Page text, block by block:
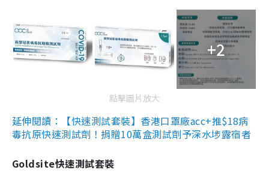
+2
點擊圖片放大
延伸閱讀：【快速測試套裝】香港口罩廠acc+推$18病
毒抗原快速測試劑！捐贈10萬盒測試劑予深水埗露宿者
Goldsite快速測試套裝